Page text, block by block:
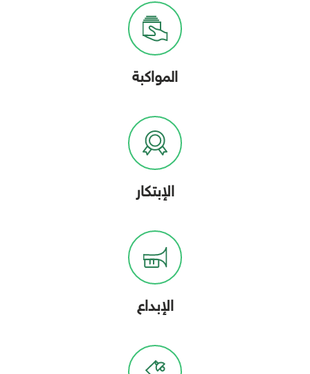
المواكبة
الإبتكار
الإبداع